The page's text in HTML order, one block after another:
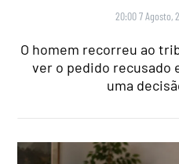
20:00 7 Agosto,
O homem recorreu ao
ver o pedido recusado
uma